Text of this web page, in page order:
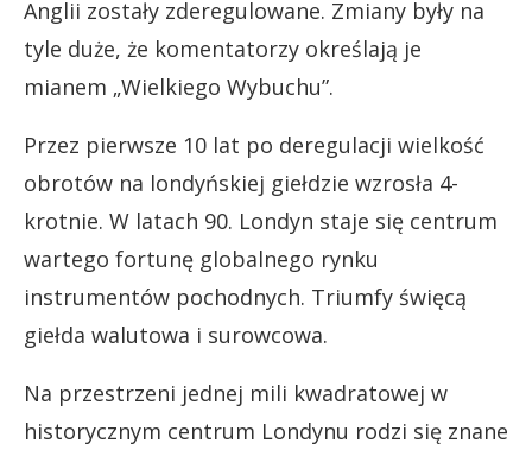
Anglii zostały zderegulowane. Zmiany były na
tyle duże, że komentatorzy określają je
mianem „Wielkiego Wybuchu”.
Przez pierwsze 10 lat po deregulacji wielkość
obrotów na londyńskiej giełdzie wzrosła 4-
krotnie. W latach 90. Londyn staje się centrum
wartego fortunę globalnego rynku
instrumentów pochodnych. Triumfy święcą
giełda walutowa i surowcowa.
Na przestrzeni jednej mili kwadratowej w
historycznym centrum Londynu rodzi się znane